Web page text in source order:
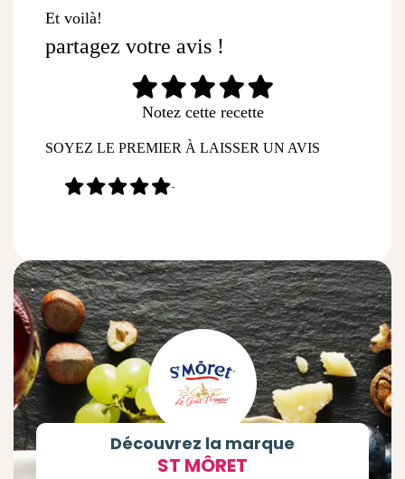
Et voilà!
partagez votre avis !
Notez cette recette
SOYEZ LE PREMIER À LAISSER UN AVIS
-
Découvrez la marque
ST MÔRET